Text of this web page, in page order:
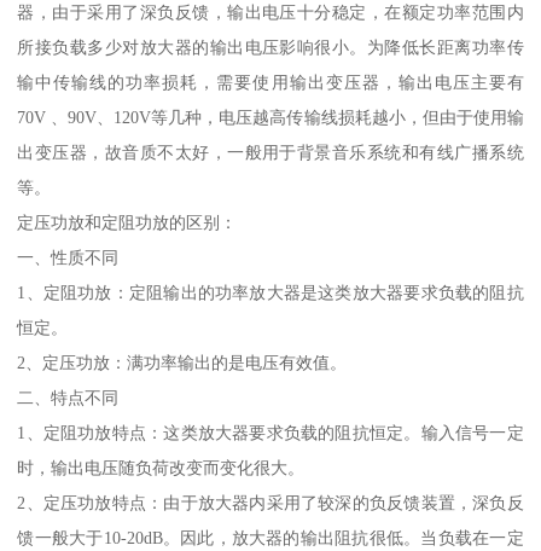
器，由于采用了深负反馈，输出电压十分稳定，在额定功率范围内
所接负载多少对放大器的输出电压影响很小。为降低长距离功率传
输中传输线的功率损耗，需要使用输出变压器，输出电压主要有
70V 、90V、120V等几种，电压越高传输线损耗越小，但由于使用输
出变压器，故音质不太好，一般用于背景音乐系统和有线广播系统
等。
定压功放和定阻功放的区别：
一、性质不同
1、定阻功放：定阻输出的功率放大器是这类放大器要求负载的阻抗
恒定。
2、定压功放：满功率输出的是电压有效值。
二、特点不同
1、定阻功放特点：这类放大器要求负载的阻抗恒定。输入信号一定
时，输出电压随负荷改变而变化很大。
2、定压功放特点：由于放大器内采用了较深的负反馈装置，深负反
馈一般大于10-20dB。因此，放大器的输出阻抗很低。当负载在一定